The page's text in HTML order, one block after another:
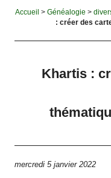
Accueil > Généalogie >
: créer des
Khartis :
mercredi 5 janvier 2022